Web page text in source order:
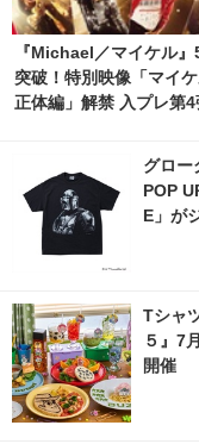
『Michael／マイケル』
突破！特別映像「マイ
正体編」解禁 入プレ第
グロー
POP
E」が
Tシャ
５』7
開催